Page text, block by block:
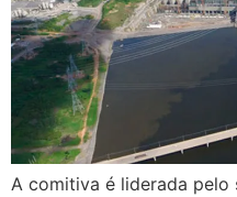
A comitiva é liderada pelo